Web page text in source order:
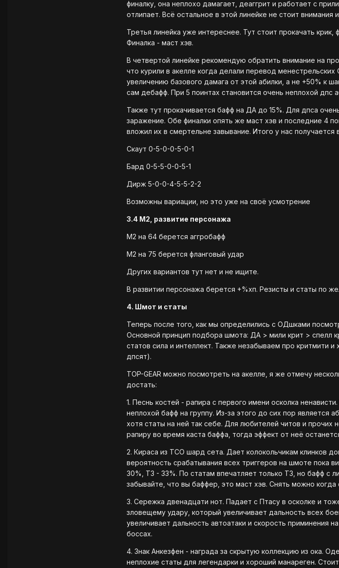
финалку, она неплохо дамагает, деаггрит и работает с
отлипает. Всё остальное в этой линейке не стоит внимания
Третья линейка уже интереснее. Тут стоит прокачать крик,
Финалка - маст хэв.
В четвертой линейке рекомендую обратить внимание на
что курили в акелле когда делали перевод
увеличению базового дамага от этой абилки, а не +50% к
сам дебафф. При 5 поинтах становится очень неплохой дпс
Также тут прокачивается бафф на ДА до 15%. Для дпса
заражение. Обе финалки опять же маст хэв и последние 4
вложил их в смертельне завывание. Итого у нас получается
Скаут 0-5-0-0-5-0-1
Бард 0-5-5-0-0-5-1
Дирж 5-0-0-4-5-5-2-2
Возможны вариации, но это уже на своё усмотрение
3.4 М2, развитие персонажа
М2 на 64 берется аггробафф
М2 на 75 берется фланговый удар
Других вариантов тут нет и не ищите.
В развитии персонажа берется +%хп. Резисты и статы по
4. Шмот и статы
Теперь после того, как мы определились с ОДшками
Основной принцип подбора шмота: ДА > мили крит > спелл
статов сила и интеллект. Также незабываем про критмити
дпсят).
TOP-GEAR можно посмотреть на акелле, я же отмечу
достать:
1. Песнь костей - рапира с первого имени осколка
неплохой бафф на группу. Из-за этого до сих пор является
хотя статы на ней так себе. Для любителей читов и прочих
рапиру во время каста баффа, тогда эффект от неё
2. Кираса из ТСО шард сета. Дает колокольчикам клинков
вероятность срабатывания всех триггеров на шмоте пока
30%, Т3 - 33%. По статам впечатляет только Т3, но бафф с
забывайте, что вы баффер, это маст хэв. Снять можно когда
3. Сережка двенадцати нот. Падает с Птасу в осколке и
зловещему удару, который увеличивает дальность всех
увеличивает дальность автоатаки и скорость приминения
боссах.
4. Знак Анкезфен - награда за скрытую коллекцию из ока.
неплохие статы для легендарки и хороший манареген.